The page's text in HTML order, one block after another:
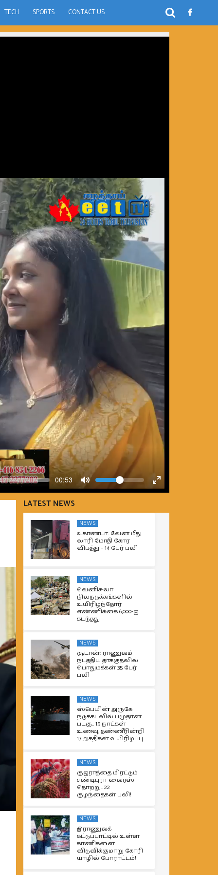
TECH SPORTS CONTACT US
Current
time
00:53
Toggle
Mute
Volume
Toggle
Fullscreen
LATEST NEWS
NEWS
உகாண்டா: வேன் மீது
லாரி மோதி கோர
விபத்து – 14 பேர் பலி
NEWS
வெனிசுலா
நிலநடுக்கங்களில்
உயிரிழந்தோர்
எண்ணிக்கை 6,000-ஐ
கடந்தது
NEWS
சூடான்: ராணுவம்
நடத்திய தாக்குதலில்
பொதுமக்கள் 35 பேர்
பலி
NEWS
ஸ்பெயின் அருகே
நடுக்கடலில் பழுதான
படகு.. 15 நாட்கள்
உணவு, தண்ணீரின்றி
17 அகதிகள் உயிரிழப்பு
NEWS
குஜராத்தை மிரட்டும்
சண்டிபுரா வைரஸ்
தொற்று.. 22
குழந்தைகள் பலி!
NEWS
இராணுவக்
கட்டுப்பாட்டில் உள்ள
காணிகளை
விடுவிக்குமாறு கோரி
யாழில் போராட்டம்!